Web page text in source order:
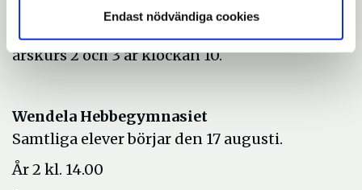
Endast nödvändiga cookies
Årskurs 1 tas emot av sina mentorer på
skolgården klockan 9.00. Starttiden för
årskurs 2 och 3 är klockan 10.
Wendela Hebbegymnasiet
Samtliga elever börjar den 17 augusti.
År 2 kl. 14.00